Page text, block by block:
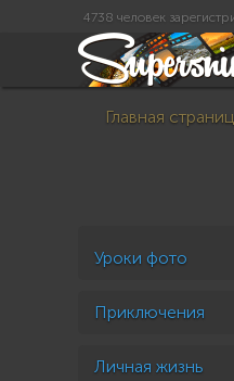
4738 человек
Главная
Уроки фото
Приключения
Личная жизнь